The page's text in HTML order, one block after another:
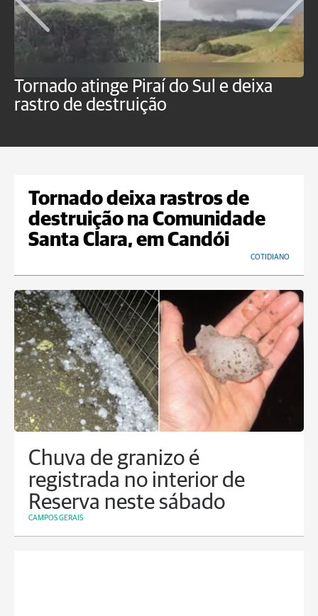
Tornado atinge Piraí do Sul e deixa
rastro de destruição
Tornado deixa rastros de
destruição na Comunidade
Santa Clara, em Candói
COTIDIANO
Chuva de granizo é
registrada no interior de
Reserva neste sábado
CAMPOS GERAIS